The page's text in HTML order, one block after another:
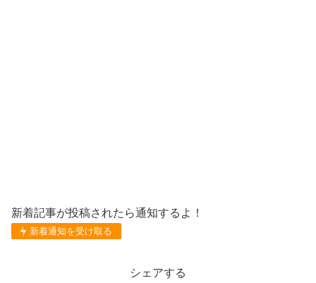
新着記事が投稿されたら通知するよ！
新着通知を受け取る
シェアする